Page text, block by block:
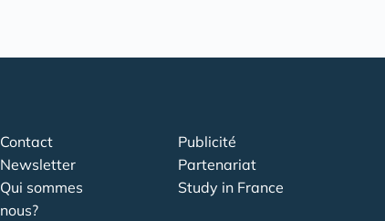
Contact
Newsletter
Qui sommes
nous?
Publicité
Partenariat
Study in France